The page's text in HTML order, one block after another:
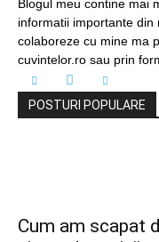
Blogul meu contine mai
informatii importante din
colaboreze cu mine ma
cuvintelor.ro sau prin
POSTURI POPULARE
Cum am scapat